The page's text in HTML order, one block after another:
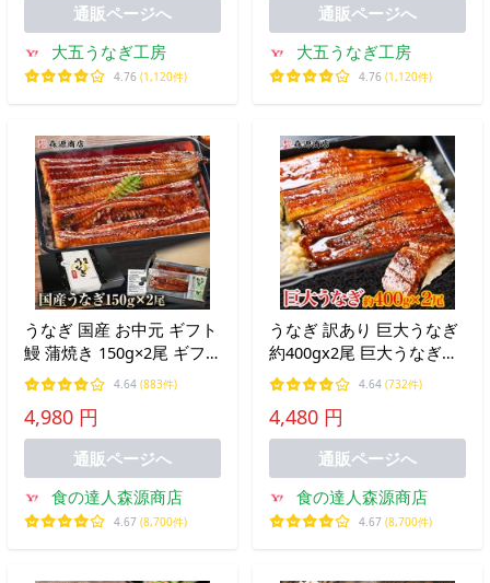
通販ページへ
大五うなぎ工房
4.76 (1,120件)
通販ページへ
大五うなぎ工房
4.76 (1,120件)
うなぎ 国産 お中元 ギフト
鰻 蒲焼き 150g×2尾 ギフ
トBOX 山田水産 鰻師 鹿児
島産
4.64 (883件)
4,980 円
通販ページへ
食の達人森源商店
4.67 (8,700件)
うなぎ 訳あり 巨大うなぎ
約400gx2尾 巨大うなぎ蒲
焼き 計800g 山椒たれ８袋
付き ウナギ 鰻 蒲焼き
4.64 (732件)
4,480 円
通販ページへ
食の達人森源商店
4.67 (8,700件)